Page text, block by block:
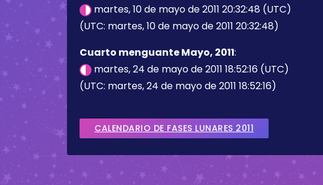
martes, 10 de mayo de 2011 20:32:48 (UTC)
(UTC: martes, 10 de mayo de 2011 20:32:48)
Cuarto menguante Mayo, 2011:
martes, 24 de mayo de 2011 18:52:16 (UTC)
(UTC: martes, 24 de mayo de 2011 18:52:16)
CALENDARIO DE FASES LUNARES 2011